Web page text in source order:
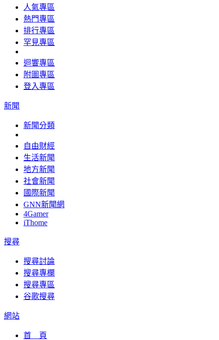
人氣專區
熱門專區
排行專區
罕見專區
迴響專區
附圖專區
登入專區
新聞
新聞分類
自由財經
生活新聞
地方新聞
社會新聞
國際新聞
GNN新聞網
4Gamer
iThome
搜尋
搜尋討論
搜尋專欄
搜尋專區
谷歌搜尋
網站
首 頁